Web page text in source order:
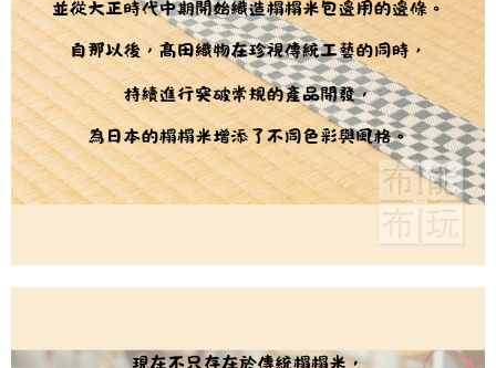
４．使用「AFTEE先享後付」時，將依據個別帳號之用戶狀況，依本公司即
時審查核予不同之上限額度；若仍有額度不足之情形，本公司將視審查結果
請求用戶進行身份認證。
５．嚴禁一人註冊多個帳號或使用他人資訊註冊。若發現惡意使用之情形，
恩沛科技股份有限公司將有權停止該用戶之使用額度並採取法律行動。